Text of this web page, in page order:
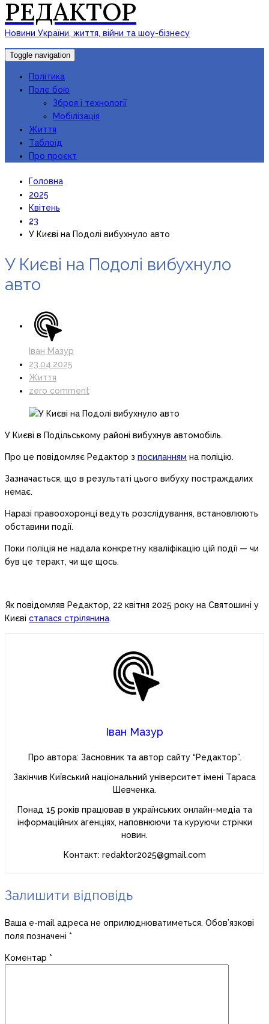
РЕДАКТОР
Новини України, життя, війни та шоу-бізнесу
Toggle navigation
Політика
Поле бою
Зброя і технології
Мобілізація
Життя
Таблоїд
Про проєкт
Головна
2025
Квітень
23
У Києві на Подолі вибухнуло авто
У Києві на Подолі вибухнуло
авто
Іван Мазур
23.04.2025
Життя
zero comment
У Києві в Подільському районі вибухнув автомобіль.
Про це повідомляє Редактор з посиланням на поліцію.
Зазначається, що в результаті цього вибуху постраждалих
немає.
Наразі правоохоронці ведуть розслідування, встановлюють
обставини події.
Поки поліція не надала конкретну кваліфікацію цій події — чи
був це теракт, чи ще щось.
Як повідомляв Редактор, 22 квітня 2025 року на Святошині у
Києві сталася стрілянина.
Іван Мазур
Про автора: Засновник та автор сайту “Редактор”.
Закінчив Київський національний університет імені Тараса
Шевченка.
Понад 15 років працював в українських онлайн-медіа та
інформаційних агенціях, наповнюючи та куруючи стрічки
новин.
Контакт: redaktor2025@gmail.com
Залишити відповідь
Ваша e-mail адреса не оприлюднюватиметься. Обов’язкові
поля позначені *
Коментар *